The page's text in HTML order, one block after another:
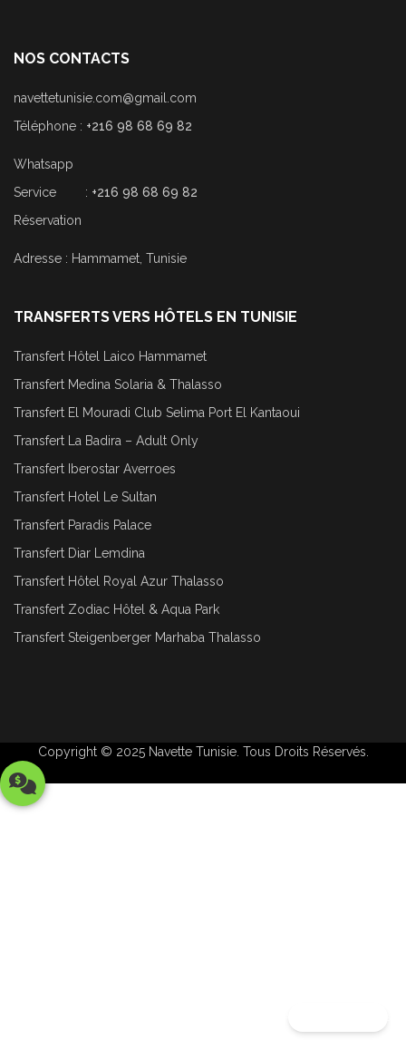
NOS CONTACTS
navettetunisie.com@gmail.com
Téléphone : +216 98 68 69 82
Whatsapp
Service : +216 98 68 69 82
Réservation
Adresse : Hammamet, Tunisie
TRANSFERTS VERS HÔTELS EN TUNISIE
Transfert Hôtel Laico Hammamet
Transfert Medina Solaria & Thalasso
Transfert El Mouradi Club Selima Port El Kantaoui
Transfert La Badira – Adult Only
Transfert Iberostar Averroes
Transfert Hotel Le Sultan
Transfert Paradis Palace
Transfert Diar Lemdina
Transfert Hôtel Royal Azur Thalasso
Transfert Zodiac Hôtel & Aqua Park
Transfert Steigenberger Marhaba Thalasso
Copyright © 2025 Navette Tunisie. Tous Droits Réservés.